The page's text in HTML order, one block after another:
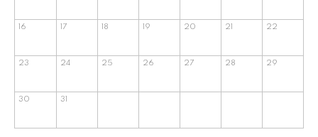
16 17 18 19 20 21 22
23 24 25 26 27 28 29
30 31